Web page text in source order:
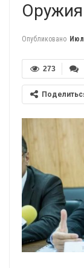
Оружия
Опубликовано Июл
273